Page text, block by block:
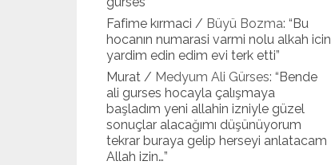
Fafime kırmaci / Büyü Bozma: “Bu
hocanın numarasi varmi nolu alkah icin
yardim edin edim evi terk etti”
Murat / Medyum Ali Gürses: “Bende
ali gurses hocayla çalışmaya
başladım yeni allahin izniyle güzel
sonuçlar alacağımı düşünüyorum
tekrar buraya gelip herseyi anlatacam
Allah izin…”